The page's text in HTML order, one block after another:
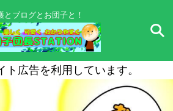
とブログとお団子と！
ト広告を利用しています。